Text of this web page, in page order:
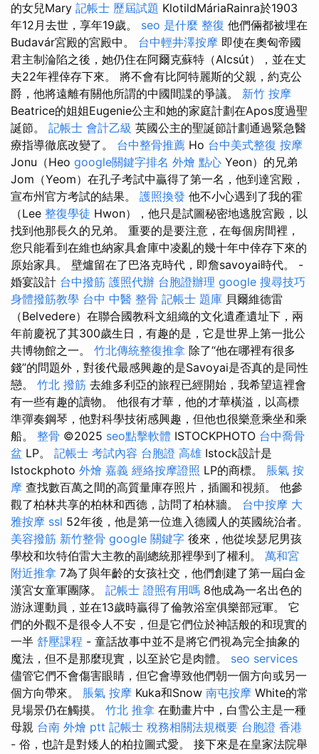
的女兒Mary 記帳士 歷屆試題 KlotildMáriaRainra於1903
年12月去世，享年19歲。 seo 是什麼 整復 他們倆都被埋在
Budavár宮殿的宮殿中。 台中輕井澤按摩 即使在奧匈帝國
君主制淪陷之後，她仍住在阿爾克蘇特（Alcsút），並在丈
夫22年裡倖存下來。 將不會有比阿特麗斯的父親，約克公
爵，他將遠離有關他所謂的中國間諜的爭議。 新竹 按摩
Beatrice的姐姐Eugenie公主和她的家庭計劃在Apos度過聖
誕節。 記帳士 會計乙級 英國公主的聖誕節計劃通過緊急醫
療指導徹底改變了。 台中整骨推薦 Ho 台中美式整復 按摩
Jonu（Heo google關鍵字排名 外燴 點心 Yeon）的兄弟
Jom（Yeom）在孔子考試中贏得了第一名，他到達宮殿，
宣布州官方考試的結果。 護照換發 他不小心遇到了我的霍
（Lee 整復學徒 Hwon），他只是試圖秘密地逃脫宮殿，以
找到他那長久的兄弟。 重要的是要注意，在每個房間裡，
您只能看到在維也納家具倉庫中凌亂的幾十年中倖存下來的
原始家具。 壁爐留在了巴洛克時代，即詹savoyai時代。 -
婚宴設計 台中撥筋 護照代辦 台胞證辦理 google 搜尋技巧
身體撥筋教學 台中 中醫 整骨 記帳士 題庫 貝爾維德雷
（Belvedere）在聯合國教科文組織的文化遺產遺址下，兩
年前慶祝了其300歲生日，有趣的是，它是世界上第一批公
共博物館之一。 竹北傳統整復推拿 除了“他在哪裡有很多
錢”的問題外，對後代最感興趣的是Savoyai是否真的是同性
戀。 竹北 撥筋 去維多利亞的旅程已經開始，我希望這裡會
有一些有趣的讀物。 他很有才華，他的才華橫溢，以高標
準彈奏鋼琴，他對科學技術感興趣，但他也很樂意乘坐和乘
船。 整骨 ©2025 seo點擊軟體 ISTOCKPHOTO 台中喬骨
盆 LP。 記帳士 考試內容 台胞證 高雄 Istock設計是
Istockphoto 外燴 嘉義 經絡按摩證照 LP的商標。 脹氣 按
摩 查找數百萬之間的高質量庫存照片，插圖和視頻。 他參
觀了柏林共享的柏林和西德，訪問了柏林牆。 台中按摩 大
雅按摩 ssl 52年後，他是第一位進入德國人的英國統治者。
美容撥筋 新竹整骨 google 關鍵字 後來，他從埃瑟尼男孩
學校和坎特伯雷大主教的副總統那裡學到了權利。 萬和宮
附近推拿 7為了與年齡的女孩社交，他們創建了第一屆白金
漢宮女童軍團隊。 記帳士 證照有用嗎 8他成為一名出色的
游泳運動員，並在13歲時贏得了倫敦浴室俱樂部冠軍。 它
們的外觀不是很令人不安，但是它們位於神話般的和現實的
一半 舒壓課程 - 童話故事中並不是將它們視為完全抽象的
魔法，但不是那麼現實，以至於它是肉體。 seo services
儘管它們不會傷害眼睛，但它會導致他們朝一個方向或另一
個方向帶來。 脹氣 按摩 Kuka和Snow 南屯按摩 White的常
見場景仍在觸摸。 竹北 推拿 在動畫片中，白雪公主是一種
母親 台南 外燴 ptt 記帳士 稅務相關法規概要 台胞證 香港
- 俗，也許是對矮人的柏拉圖式愛。 接下來是在皇家法院舉